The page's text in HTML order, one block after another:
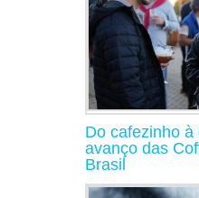
Do cafezinho
avanço das
Brasil